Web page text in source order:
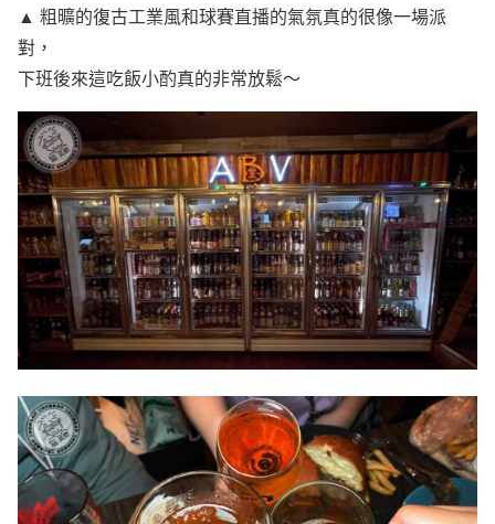
▲ 粗曠的復古工業風和球賽直播的氣氛真的很像一場派
對，
下班後來這吃飯小酌真的非常放鬆～